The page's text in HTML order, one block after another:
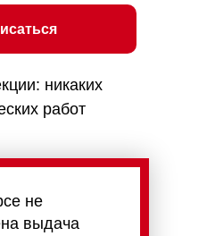
не
выдача
никаких
работ